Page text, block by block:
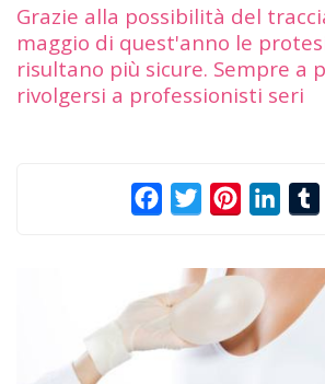
Grazie alla possibilità del
maggio di quest'anno le
risultano più sicure. Sempre a
rivolgersi a professionisti seri
FacebookTwitterPinterest